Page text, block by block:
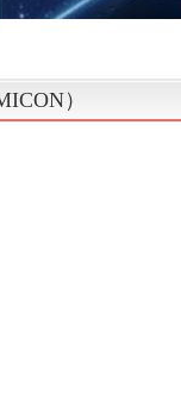
）